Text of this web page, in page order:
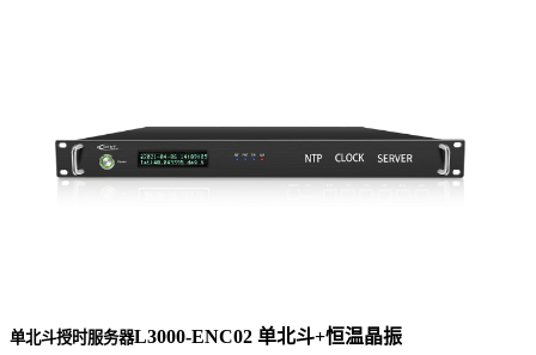
单北斗授时服务器L3000-ENC02 单北斗+恒温晶振